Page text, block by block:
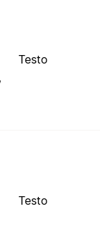
Testo
Testo